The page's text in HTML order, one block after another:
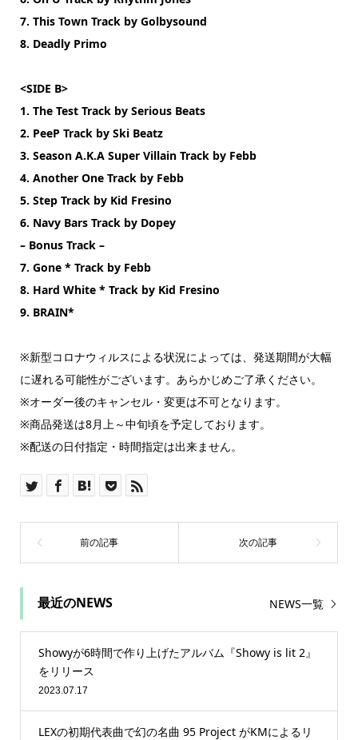
7. This Town Track by Golbysound
8. Deadly Primo
<SIDE B>
1. The Test Track by Serious Beats
2. PeeP Track by Ski Beatz
3. Season A.K.A Super Villain Track by Febb
4. Another One Track by Febb
5. Step Track by Kid Fresino
6. Navy Bars Track by Dopey
– Bonus Track –
7. Gone * Track by Febb
8. Hard White * Track by Kid Fresino
9. BRAIN*
※新型コロナウィルスによる状況によっては、発送期間が大幅
に遅れる可能性がございます。あらかじめご了承ください。
※オーダー後のキャンセル・変更は不可となります。
※商品発送は8月上～中旬頃を予定しております。
※配送の日付指定・時間指定は出来ません。
最近のNEWS NEWS一覧
Showyが6時間で作り上げたアルバム『Showy is lit 2』
をリリース
2023.07.17
LEXの初期代表曲で幻の名曲 95 Project がKMによるリ